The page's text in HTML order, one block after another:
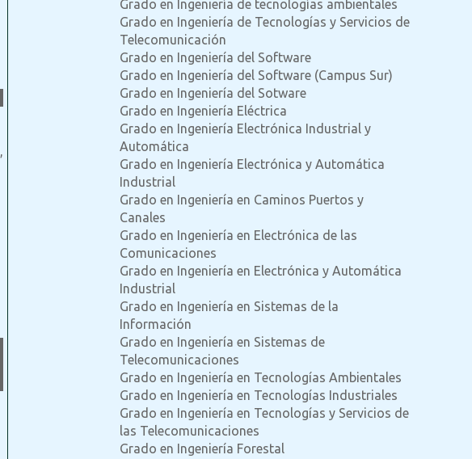
Grado en Ingeniería de tecnologías ambientales
Grado en Ingeniería de Tecnologías y Servicios de
Telecomunicación
Grado en Ingeniería del Software
Grado en Ingeniería del Software (Campus Sur)
Grado en Ingeniería del Sotware
Grado en Ingeniería Eléctrica
Grado en Ingeniería Electrónica Industrial y
Automática
Grado en Ingeniería Electrónica y Automática
Industrial
Grado en Ingeniería en Caminos Puertos y
Canales
Grado en Ingeniería en Electrónica de las
Comunicaciones
Grado en Ingeniería en Electrónica y Automática
Industrial
Grado en Ingeniería en Sistemas de la
Información
Grado en Ingeniería en Sistemas de
Telecomunicaciones
Grado en Ingeniería en Tecnologías Ambientales
Grado en Ingeniería en Tecnologías Industriales
Grado en Ingeniería en Tecnologías y Servicios de
las Telecomunicaciones
Grado en Ingeniería Forestal